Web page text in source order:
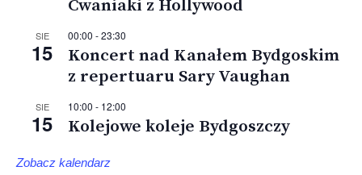
Cwaniaki z Hollywood
SIE
15
00:00 -23:30
Koncert nad Kanałem Bydgoskim
z repertuaru Sary Vaughan
SIE
15
10:00 - 12:00
Kolejowe koleje Bydgoszczy
Zobacz kalendarz